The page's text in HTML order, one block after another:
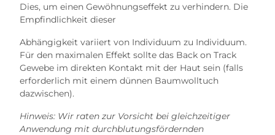
Dies, um einen Gewöhnungseffekt zu verhindern. Die
Empfindlichkeit dieser
Abhängigkeit variiert von Individuum zu Individuum.
Für den maximalen Effekt sollte das Back on Track
Gewebe im direkten Kontakt mit der Haut sein (falls
erforderlich mit einem dünnen Baumwolltuch
dazwischen).
Hinweis: Wir raten zur Vorsicht bei gleichzeitiger
Anwendung mit durchblutungsfördernden